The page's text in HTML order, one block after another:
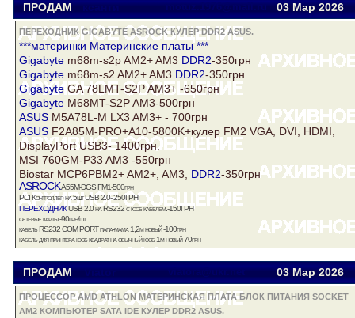
ПРОДАМ ксанти motuz.1976@mail.ru 03 Мар2026
ПЕРЕХОДНИК GIGABYTE ASROCK КУЛЕР DDR2 ASUS.
***материнки Материнские платы ***
Gigabyte m68m-s2p AM2+ AM3 DDR2-350грн
Gigabyte m68m-s2 AM2+ AM3 DDR2-350грн
Gigabyte GA 78LMT-S2P AM3+ -650грн
Gigabyte M68MT-S2P AM3-500грн
ASUS M5A78L-M LX3 AM3+ - 700грн
ASUS F2A85M-PRO+A10-5800K+кулер FM2 VGA, DVI, HDMI,
DisplayPort USB3- 1400грн.
MSI 760GM-P33 AM3 -550грн
Biostar MCP6PBM2+ AM2+, AM3, DDR2-350грн
ASROCKA55M-DGS FM1-500грн
PCI Контроллер на 5шт USB 2.0- 250ГРН
переходникUSB 2.0 на RS232 с юсб кабелем.-150ГРН
сетевые карты -90грн/шт.
кабель RS232 COM PORT папа-мама 1,2м новый -100грн
кабель для принтера юсб квадрат-на обычный юсб 1м новый-70грн
ПРОДАМ Viator viatora@ukr.net 03 Мар2026
ПРОЦЕССОР AMD ATHLON МАТЕРИНСКАЯ ПЛАТА БЛОК ПИТАНИЯ SOCKET
AM2 КОМПЬЮТЕР SATA IDE КУЛЕР DDR2 ASUS.